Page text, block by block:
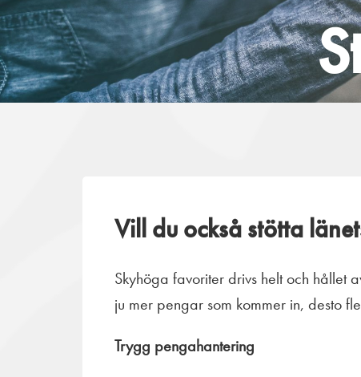
Vill du också stötta
Skyhöga favoriter drivs helt och hållet
ju mer pengar som kommer in, desto
Trygg pengahantering